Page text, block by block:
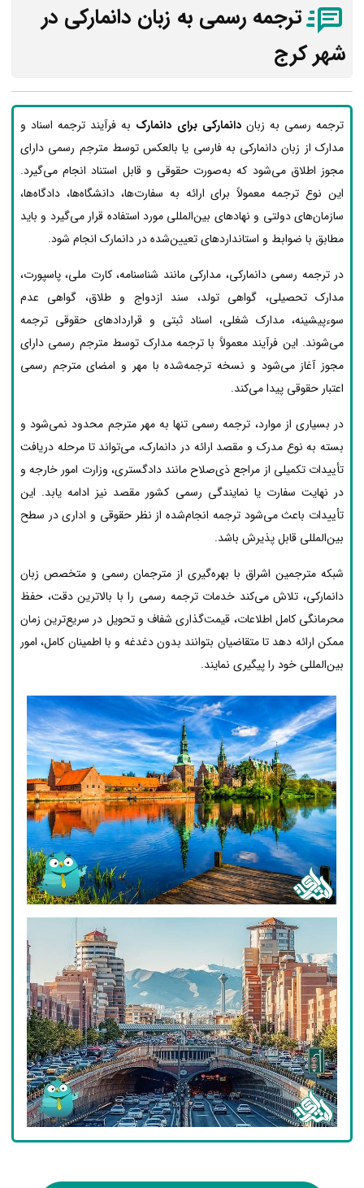
ترجمه رسمی به زبان دانمارکی در
شهر کرج
ترجمه رسمی به زباندانمارکی برای دانمارک به فرآیند ترجمه اسناد و
مدارک از زبان دانمارکی به فارسی یا بالعکس توسط مترجم رسمی دارای
مجوز اطلاق می‌شود که به‌صورت حقوقی و قابل استناد انجام می‌گیرد.
این نوع ترجمه معمولاً برای ارائه به سفارت‌ها، دانشگاه‌ها، دادگاه‌ها،
سازمان‌های دولتی و نهادهای بین‌المللی مورد استفاده قرار می‌گیرد و باید
مطابق با ضوابط و استانداردهای تعیین‌شده در دانمارک انجام شود.
در ترجمه رسمی دانمارکی، مدارکی مانند شناسنامه، کارت ملی، پاسپورت،
مدارک تحصیلی، گواهی تولد، سند ازدواج و طلاق، گواهی عدم
سوءپیشینه، مدارک شغلی، اسناد ثبتی و قراردادهای حقوقی ترجمه
می‌شوند. این فرآیند معمولاً با ترجمه مدارک توسط مترجم رسمی دارای
مجوز آغاز می‌شود و نسخه ترجمه‌شده با مهر و امضای مترجم رسمی
اعتبار حقوقی پیدا می‌کند.
در بسیاری از موارد، ترجمه رسمی تنها به مهر مترجم محدود نمی‌شود و
بسته به نوع مدرک و مقصد ارائه در دانمارک، می‌تواند تا مرحله دریافت
تأییدات تکمیلی از مراجع ذی‌صلاح مانند دادگستری، وزارت امور خارجه و
در نهایت سفارت یا نمایندگی رسمی کشور مقصد نیز ادامه یابد. این
تأییدات باعث می‌شود ترجمه انجام‌شده از نظر حقوقی و اداری در سطح
بین‌المللی قابل پذیرش باشد.
شبکه مترجمین اشراق با بهره‌گیری از مترجمان رسمی و متخصص زبان
دانمارکی، تلاش می‌کند خدمات ترجمه رسمی را با بالاترین دقت، حفظ
محرمانگی کامل اطلاعات، قیمت‌گذاری شفاف و تحویل در سریع‌ترین زمان
ممکن ارائه دهد تا متقاضیان بتوانند بدون دغدغه و با اطمینان کامل، امور
بین‌المللی خود را پیگیری نمایند.